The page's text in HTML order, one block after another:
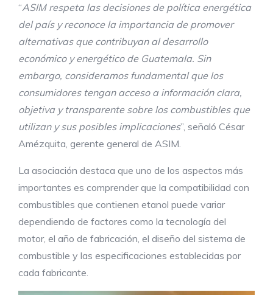
“ASIM respeta las decisiones de política energética
del país y reconoce la importancia de promover
alternativas que contribuyan al desarrollo
económico y energético de Guatemala. Sin
embargo, consideramos fundamental que los
consumidores tengan acceso a información clara,
objetiva y transparente sobre los combustibles que
utilizan y sus posibles implicaciones”, señaló César
Amézquita, gerente general de ASIM.
La asociación destaca que uno de los aspectos más
importantes es comprender que la compatibilidad con
combustibles que contienen etanol puede variar
dependiendo de factores como la tecnología del
motor, el año de fabricación, el diseño del sistema de
combustible y las especificaciones establecidas por
cada fabricante.